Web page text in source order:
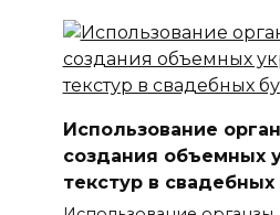
Использование
создания объемных
текстур в свадебных